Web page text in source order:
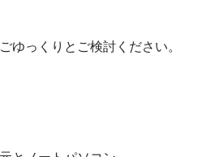
ゆっくりとご検討ください。